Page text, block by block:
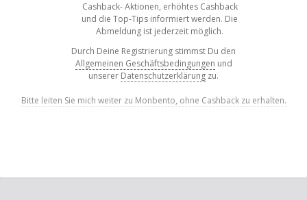
Cashback- Aktionen, erhöhtes Cashback
und die Top-Tips informiert werden. Die
Abmeldung ist jederzeit möglich.
Durch Deine Registrierung stimmst Du den
Allgemeinen Geschäftsbedingungen und
unserer Datenschutzerklärung zu.
Bitte leiten Sie mich weiter zu Monbento, ohne Cashback zu erhalten.